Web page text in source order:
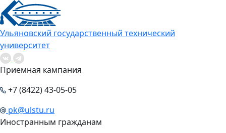
Ульяновский государственный технический
университет
Приемная кампания
+7 (8422) 43-05-05
pk@ulstu.ru
Иностранным гражданам